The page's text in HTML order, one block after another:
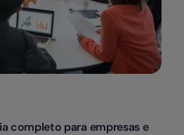
completo para empresas e